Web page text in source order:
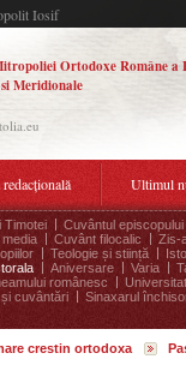
Iosif
Ortodoxe Române a
Meridionale
Ultimul
Timotei
Cuvântul episcopului
media Cuvânt filocalic
Zis-
Teologie și stiință
Aniversare Varia
românesc
cuvântări
Sinaxarul
crestin ortodoxa